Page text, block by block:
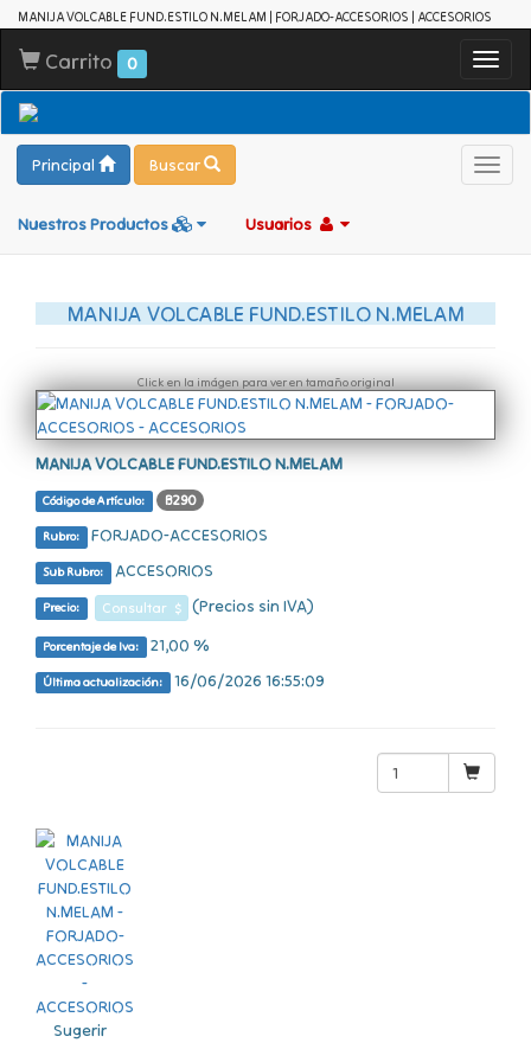
MANIJA VOLCABLE FUND.ESTILO N.MELAM | FORJADO-ACCESORIOS | ACCESORIOS
Carrito 0
Principal Buscar
Nuestros Productos Usuarios
MANIJA VOLCABLE FUND.ESTILO N.MELAM
Click en la imágen para ver en tamaño original
MANIJA VOLCABLE FUND.ESTILO N.MELAM
Código de Artículo: B290
Rubro: FORJADO-ACCESORIOS
Sub Rubro: ACCESORIOS
Precio: Consultar $ (Precios sin IVA)
Porcentaje de Iva: 21,00 %
Última actualización: 16/06/2026 16:55:09
Sugerir